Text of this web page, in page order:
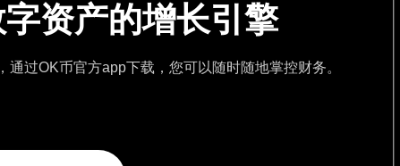
资产的增长引擎
过OK币官方app下载，您可以随时随地掌控财务。